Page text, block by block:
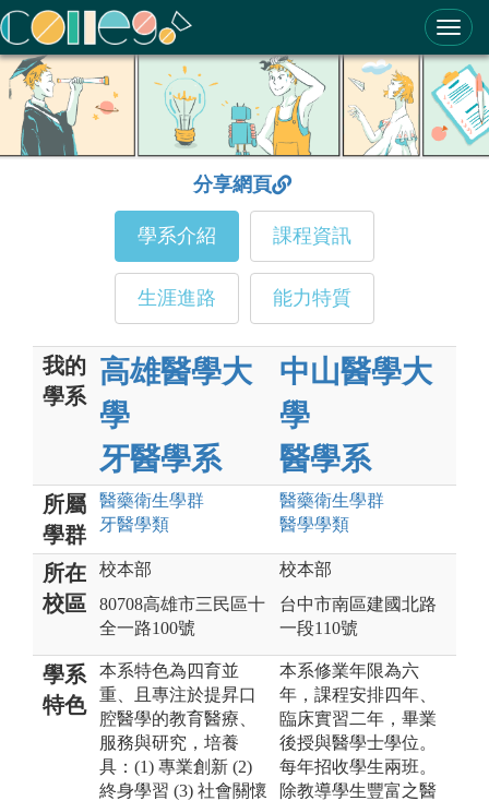
ColleGo! 大學選才與高中育才輔助系統
分享網頁
學系介紹 課程資訊
生涯進路 能力特質
我的
學系
高雄醫學大
學
牙醫學系
中山醫學大
學
醫學系
所屬
學群
醫藥衛生學群
牙醫學類
醫藥衛生學群
醫學學類
所在
校區
校本部
80708高雄市三民區十
全一路100號
校本部
台中市南區建國北路
一段110號
學系
特色
本系特色為四育並
重、且專注於提昇口
腔醫學的教育醫療、
服務與研究，培養
具：(1) 專業創新 (2)
終身學習 (3) 社會關懷
本系修業年限為六
年，課程安排四年、
臨床實習二年，畢業
後授與醫學士學位。
每年招收學生兩班。
除教導學生豐富之醫